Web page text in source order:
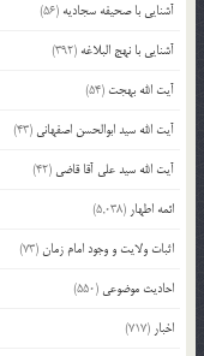
آشنایی با صحیفه سجادیه (56)
آشنایی با نهج البلاغه (392)
آیت الله بهجت (54)
آیت الله سید ابوالحسن اصفهانی (43)
آیت الله سید علی آقا قاضی (42)
ائمه اطهار (5,038)
اثبات ولایت و وجود امام زمان(73)
احادیث موضوعی (550)
اخبار (717)